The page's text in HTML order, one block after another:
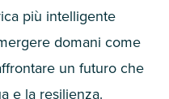
più intelligente
domani come
un futuro che
e la resilienza.